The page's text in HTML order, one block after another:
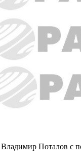
Владимир Поталов